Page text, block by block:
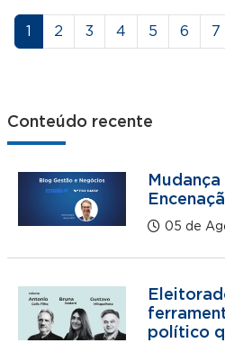
Paginação
Página
1 Página
2 Página
3 Página
4 Página
5 Página
6 7
Conteúdo recente
05 de
político